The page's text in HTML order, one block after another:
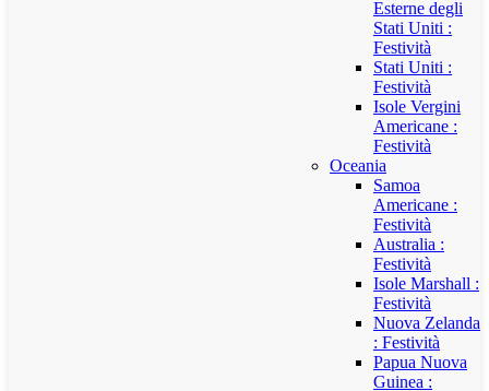
Esterne degli
Stati Uniti :
Festività
Stati Uniti :
Festività
Isole Vergini
Americane :
Festività
Oceania
Samoa
Americane :
Festività
Australia :
Festività
Isole Marshall :
Festività
Nuova Zelanda
: Festività
Papua Nuova
Guinea :